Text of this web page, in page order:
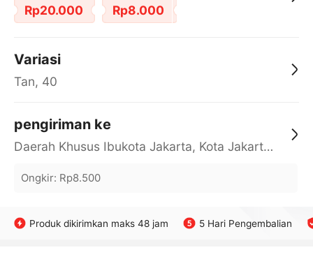
Rp20.000 Rp8.000
Variasi
Tan, 40
pengiriman ke
Daerah Khusus Ibukota Jakarta, Kota Jakarta Barat, Cengkareng, yy
Ongkir: Rp8.500
Produk dikirimkan maks 48 jam 5 Hari Pengembalian